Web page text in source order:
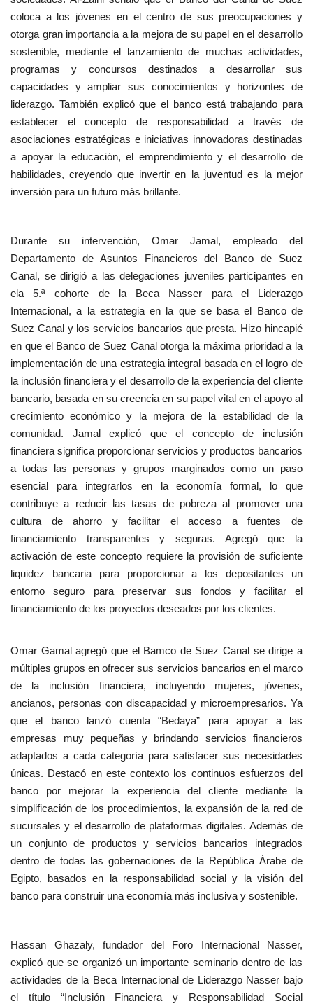
coloca a los jóvenes en el centro de sus preocupaciones y
otorga gran importancia a la mejora de su papel en el desarrollo
sostenible, mediante el lanzamiento de muchas actividades,
programas y concursos destinados a desarrollar sus
capacidades y ampliar sus conocimientos y horizontes de
liderazgo. También explicó que el banco está trabajando para
establecer el concepto de responsabilidad a través de
asociaciones estratégicas e iniciativas innovadoras destinadas
a apoyar la educación, el emprendimiento y el desarrollo de
habilidades, creyendo que invertir en la juventud es la mejor
inversión para un futuro más brillante.
Durante su intervención, Omar Jamal, empleado del
Departamento de Asuntos Financieros del Banco de Suez
Canal, se dirigió a las delegaciones juveniles participantes en
ela 5.ª cohorte de la Beca Nasser para el Liderazgo
Internacional, a la estrategia en la que se basa el Banco de
Suez Canal y los servicios bancarios que presta. Hizo hincapié
en que el Banco de Suez Canal otorga la máxima prioridad a la
implementación de una estrategia integral basada en el logro de
la inclusión financiera y el desarrollo de la experiencia del cliente
bancario, basada en su creencia en su papel vital en el apoyo al
crecimiento económico y la mejora de la estabilidad de la
comunidad. Jamal explicó que el concepto de inclusión
financiera significa proporcionar servicios y productos bancarios
a todas las personas y grupos marginados como un paso
esencial para integrarlos en la economía formal, lo que
contribuye a reducir las tasas de pobreza al promover una
cultura de ahorro y facilitar el acceso a fuentes de
financiamiento transparentes y seguras. Agregó que la
activación de este concepto requiere la provisión de suficiente
liquidez bancaria para proporcionar a los depositantes un
entorno seguro para preservar sus fondos y facilitar el
financiamiento de los proyectos deseados por los clientes.
Omar Gamal agregó que el Bamco de Suez Canal se dirige a
múltiples grupos en ofrecer sus servicios bancarios en el marco
de la inclusión financiera, incluyendo mujeres, jóvenes,
ancianos, personas con discapacidad y microempresarios. Ya
que el banco lanzó cuenta “Bedaya” para apoyar a las
empresas muy pequeñas y brindando servicios financieros
adaptados a cada categoría para satisfacer sus necesidades
únicas. Destacó en este contexto los continuos esfuerzos del
banco por mejorar la experiencia del cliente mediante la
simplificación de los procedimientos, la expansión de la red de
sucursales y el desarrollo de plataformas digitales. Además de
un conjunto de productos y servicios bancarios integrados
dentro de todas las gobernaciones de la República Árabe de
Egipto, basados en la responsabilidad social y la visión del
banco para construir una economía más inclusiva y sostenible.
Hassan Ghazaly, fundador del Foro Internacional Nasser,
explicó que se organizó un importante seminario dentro de las
actividades de la Beca Internacional de Liderazgo Nasser bajo
el título “Inclusión Financiera y Responsabilidad Social